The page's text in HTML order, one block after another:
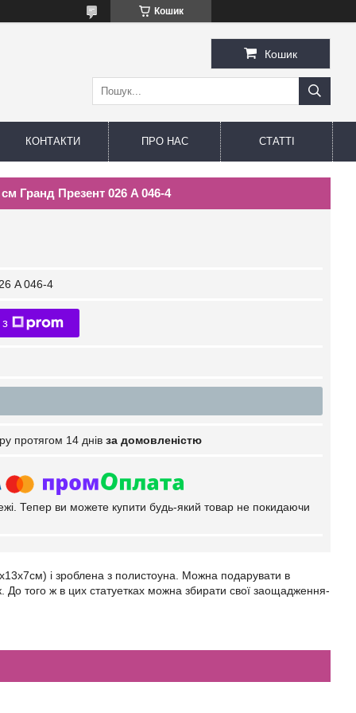
Кошик
Кошик
КОНТАКТИ ПРО НАС СТАТТІ
Гранд Презент 026 A 046-4
A 046-4
протягом 14 днів за домовленістю
Тепер ви можете купити будь-який товар не покидаючи
і зроблена з полистоуна. Можна подарувати в
того ж в цих статуетках можна збирати свої заощадження-